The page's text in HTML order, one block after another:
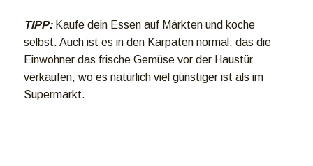
TIPP:Kaufe dein Essen auf Märkten und koche
selbst. Auch ist es in den Karpaten normal, das die
Einwohner das frische Gemüse vor der Haustür
verkaufen, wo es natürlich viel günstiger ist als im
Supermarkt.